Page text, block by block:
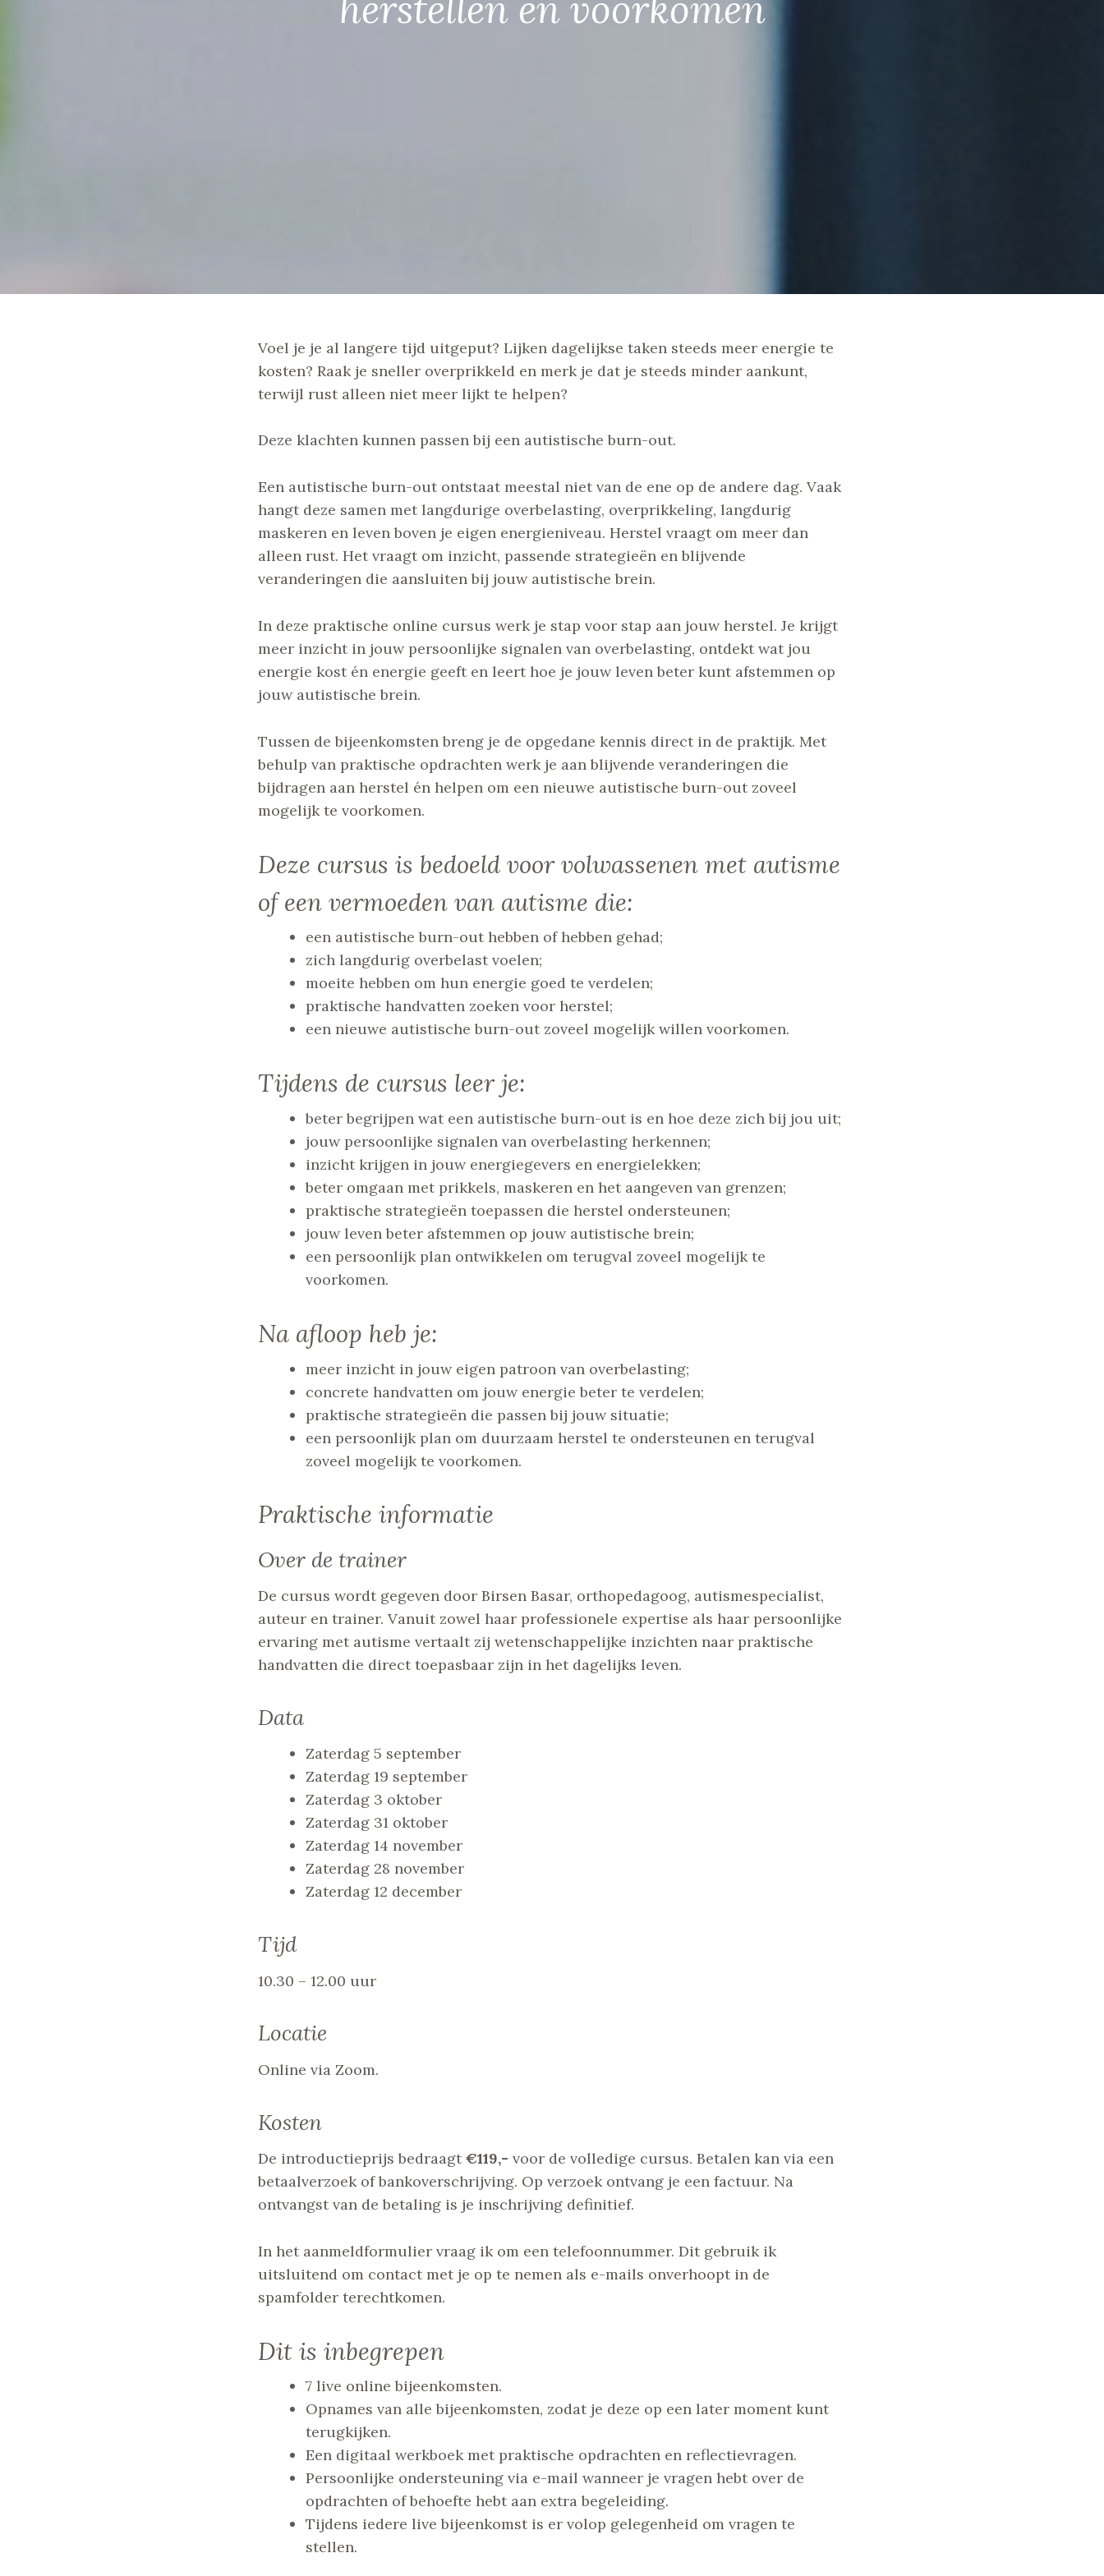
Voel je je al langere tijd uitgeput? Lijken dagelijkse taken steeds meer energie te
kosten? Raak je sneller overprikkeld en merk je dat je steeds minder aankunt,
terwijl rust alleen niet meer lijkt te helpen?
Deze klachten kunnen passen bij een autistische burn-out.
Een autistische burn-out ontstaat meestal niet van de ene op de andere dag. Vaak
hangt deze samen met langdurige overbelasting, overprikkeling, langdurig
maskeren en leven boven je eigen energieniveau. Herstel vraagt om meer dan
alleen rust. Het vraagt om inzicht, passende strategieën en blijvende
veranderingen die aansluiten bij jouw autistische brein.
In deze praktische online cursus werk je stap voor stap aan jouw herstel. Je krijgt
meer inzicht in jouw persoonlijke signalen van overbelasting, ontdekt wat jou
energie kost én energie geeft en leert hoe je jouw leven beter kunt afstemmen op
jouw autistische brein.
Tussen de bijeenkomsten breng je de opgedane kennis direct in de praktijk. Met
behulp van praktische opdrachten werk je aan blijvende veranderingen die
bijdragen aan herstel én helpen om een nieuwe autistische burn-out zoveel
mogelijk te voorkomen.
Deze cursus is bedoeld voor volwassenen met autisme
of een vermoeden van autisme die:
een autistische burn-out hebben of hebben gehad;
zich langdurig overbelast voelen;
moeite hebben om hun energie goed te verdelen;
praktische handvatten zoeken voor herstel;
een nieuwe autistische burn-out zoveel mogelijk willen voorkomen.
Tijdens de cursus leer je:
beter begrijpen wat een autistische burn-out is en hoe deze zich bij jou uit;
jouw persoonlijke signalen van overbelasting herkennen;
inzicht krijgen in jouw energiegevers en energielekken;
beter omgaan met prikkels, maskeren en het aangeven van grenzen;
praktische strategieën toepassen die herstel ondersteunen;
jouw leven beter afstemmen op jouw autistische brein;
een persoonlijk plan ontwikkelen om terugval zoveel mogelijk te
voorkomen.
Na afloop heb je:
meer inzicht in jouw eigen patroon van overbelasting;
concrete handvatten om jouw energie beter te verdelen;
praktische strategieën die passen bij jouw situatie;
een persoonlijk plan om duurzaam herstel te ondersteunen en terugval
zoveel mogelijk te voorkomen.
Praktische informatie
Over de trainer
De cursus wordt gegeven door Birsen Basar, orthopedagoog, autismespecialist,
auteur en trainer. Vanuit zowel haar professionele expertise als haar persoonlijke
ervaring met autisme vertaalt zij wetenschappelijke inzichten naar praktische
handvatten die direct toepasbaar zijn in het dagelijks leven.
Data
Zaterdag 5 september
Zaterdag 19 september
Zaterdag 3 oktober
Zaterdag 31 oktober
Zaterdag 14 november
Zaterdag 28 november
Zaterdag 12 december
Tijd
10.30 – 12.00 uur
Locatie
Online via Zoom.
Kosten
De introductieprijs bedraagt €119,- voor de volledige cursus. Betalen kan via een
betaalverzoek of bankoverschrijving. Op verzoek ontvang je een factuur. Na
ontvangst van de betaling is je inschrijving definitief.
In het aanmeldformulier vraag ik om een telefoonnummer. Dit gebruik ik
uitsluitend om contact met je op te nemen als e-mails onverhoopt in de
spamfolder terechtkomen.
Dit is inbegrepen
7 live online bijeenkomsten.
Opnames van alle bijeenkomsten, zodat je deze op een later moment kunt
terugkijken.
Een digitaal werkboek met praktische opdrachten en reflectievragen.
Persoonlijke ondersteuning via e-mail wanneer je vragen hebt over de
opdrachten of behoefte hebt aan extra begeleiding.
Tijdens iedere live bijeenkomst is er volop gelegenheid om vragen te
stellen.